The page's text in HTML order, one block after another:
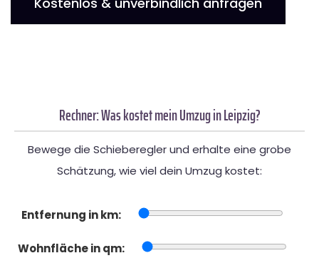
Rechner: Was kostet mein Umzug in Leipzig?
Bewege die Schieberegler und erhalte eine grobe
Schätzung, wie viel dein Umzug kostet:
Entfernung in km:
Wohnfläche in qm: